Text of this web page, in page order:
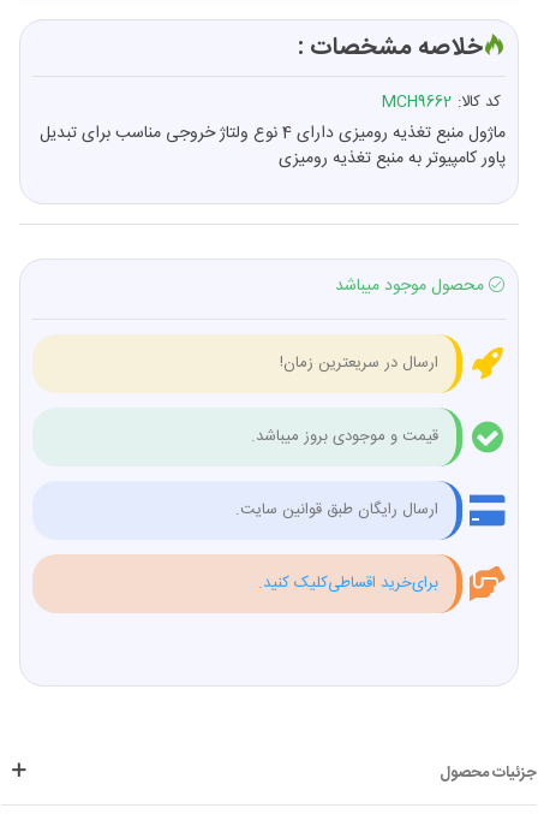
خلاصه مشخصات :
کد کالا: MCH9662
ماژول منبع تغذیه رومیزی دارای 4 نوع ولتاژ خروجی مناسب برای تبدیل
پاور کامپیوتر به منبع تغذیه رومیزی
محصول موجود میباشد
ارسال در سریعترین زمان!
قیمت و موجودی بروز میباشد.
ارسال رایگان طبق قوانین سایت.
برای‌خرید اقساطی‌کلیک کنید.
جزئیات محصول